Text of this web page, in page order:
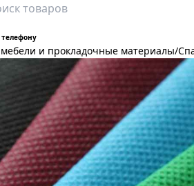
и прокладочные материалы/